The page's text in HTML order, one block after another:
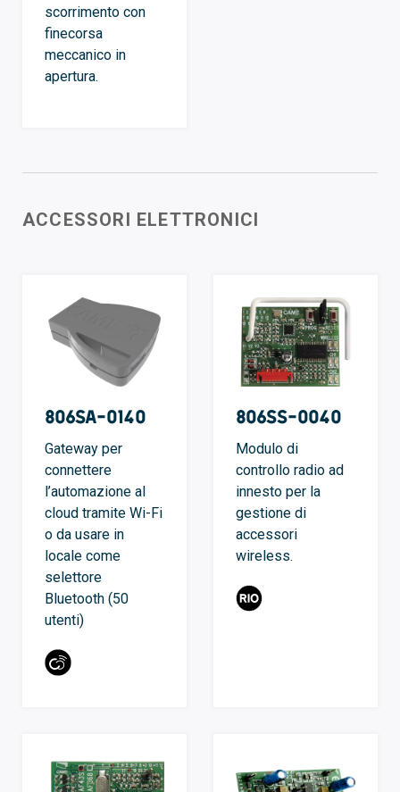
scorrimento con
finecorsa
meccanico in
apertura.
ACCESSORI ELETTRONICI
806SA-0140
Gateway per
connettere
l’automazione al
cloud tramite Wi-Fi
o da usare in
locale come
selettore
Bluetooth (50
utenti)
806SS-0040
Modulo di
controllo radio ad
innesto per la
gestione di
accessori
wireless.